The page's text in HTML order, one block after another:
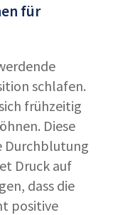
für
schlafen.
frühzeitig
Diese
Durchblutung
Druck auf
dass die
positive